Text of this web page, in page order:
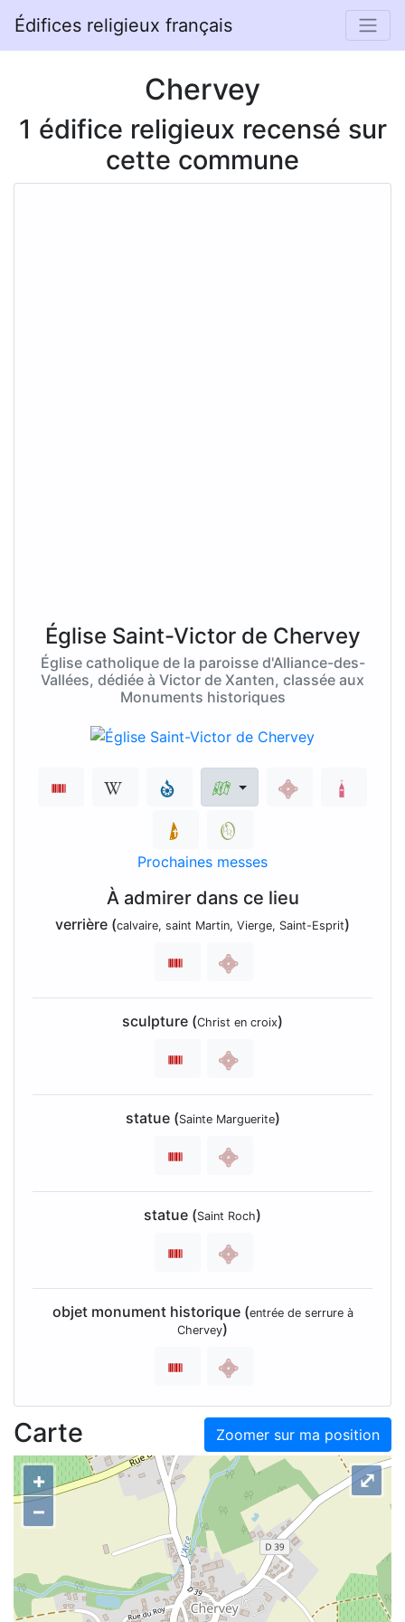
Édifices religieux français
Chervey
1 édifice religieux recensé sur
cette commune
Église Saint-Victor de Chervey
Église catholique de la paroisse d'Alliance-des-
Vallées, dédiée à Victor de Xanten, classée aux
Monuments historiques
Prochaines messes
À admirer dans ce lieu
verrière (calvaire, saint Martin, Vierge, Saint-Esprit)
sculpture (Christ en croix)
statue (Sainte Marguerite)
statue (Saint Roch)
objet monument historique (entrée de serrure à
Chervey)
Zoomer sur ma position
Carte
+
–
⤢